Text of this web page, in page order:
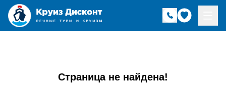
Страница не найдена!